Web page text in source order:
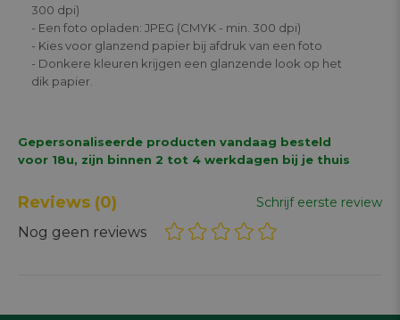
300 dpi)
- Een foto opladen: JPEG (CMYK - min. 300 dpi)
- Kies voor glanzend papier bij afdruk van een foto
- Donkere kleuren krijgen een glanzende look op het
dik papier.
Gepersonaliseerde producten vandaag besteld
voor 18u, zijn binnen 2 tot 4 werkdagen bij je thuis
Reviews (0) Schrijf eerste review
Nog geen reviews